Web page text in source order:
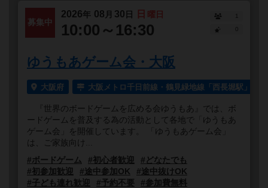
募集中
2026年 08 月 30 日 日 曜日
10:00～16:30
1
ゆうもあゲーム会・大阪
大阪府 大阪メトロ千日前線・鶴見緑地線「西長堀駅」よ
『世界のボードゲームを広める会ゆうもあ』では、ボ
ードゲームを普及する為の活動として各地で「ゆうもあ
ゲーム会」を開催しています。 「ゆうもあゲーム会」
は、ご家族向け...
#ボードゲーム
#初心者歓迎
#どなたでも
#初参加歓迎
#途中参加OK
#途中抜けOK
#子ども連れ歓迎
#予約不要 #参加費無料